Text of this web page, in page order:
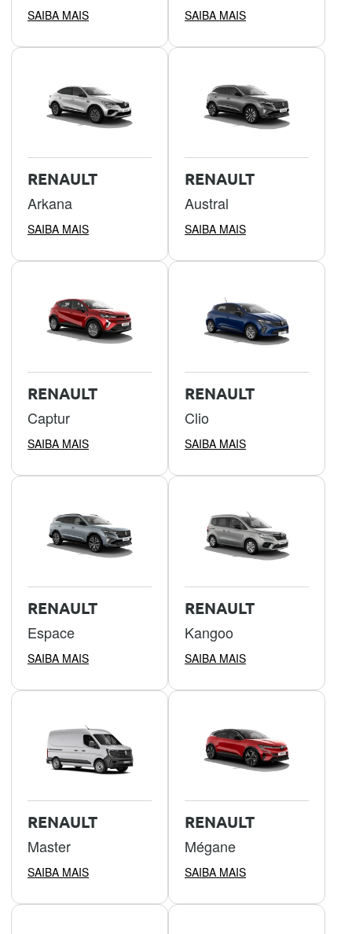
SAIBA MAIS SAIBA MAIS
RENAULT
Arkana
SAIBA MAIS
RENAULT
Austral
SAIBA MAIS
RENAULT
Captur
SAIBA MAIS
RENAULT
Clio
SAIBA MAIS
RENAULT
Espace
SAIBA MAIS
RENAULT
Kangoo
SAIBA MAIS
RENAULT
Master
SAIBA MAIS
RENAULT
Mégane
SAIBA MAIS